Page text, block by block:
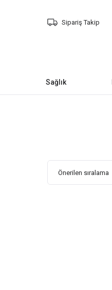
Sipariş Takip
Sağlık